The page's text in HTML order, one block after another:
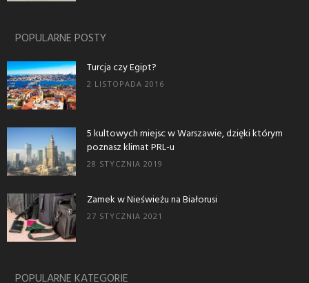
POPULARNE POSTY
Turcja czy Egipt?
2 LISTOPADA 2016
5 kultowych miejsc w Warszawie, dzięki którym
poznasz klimat PRL-u
28 STYCZNIA 2019
Zamek w Nieświeżu na Białorusi
27 STYCZNIA 2021
POPULARNE KATEGORIE